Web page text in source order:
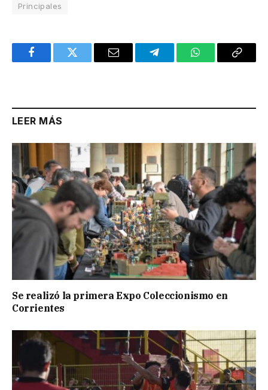
Principales
FacebookTwitter Email TelegramWhatsAppCopy
LEER MÁS
Se realizó la primera Expo Coleccionismo en
Corrientes